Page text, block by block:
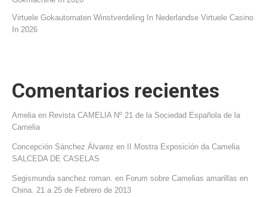
Virtuele Gokautomaten Winstverdeling In Nederlandse Virtuele Casino
In 2026
Comentarios recientes
Amelia en Revista CAMELIA Nº 21 de la Sociedad Española de la
Camelia
Concepción Sánchez Álvarez en
II Mostra Exposición da Camelia
SALCEDA DE CASELAS
Segismunda sanchez roman. en Forum sobre Camelias amarillas en
China. 21 a 25 de Febrero de 2013